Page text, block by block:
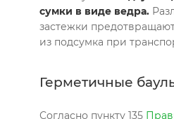
сумки в виде ведра.
застежки
из подсумка при
Герметичные
Согласно пункту 135